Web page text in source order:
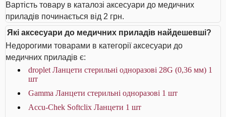
Вартість товару в каталозі аксесуари до медичних
приладів починається від 2 грн.
Які аксесуари до медичних приладів найдешевші?
Недорогими товарами в категорії аксесуари до
медичних приладів є:
droplet Ланцети стерильні одноразові 28G (0,36 мм) 1
шт
Gamma Ланцети стерильні одноразові 1 шт
Accu-Chek Softclix Ланцети 1 шт